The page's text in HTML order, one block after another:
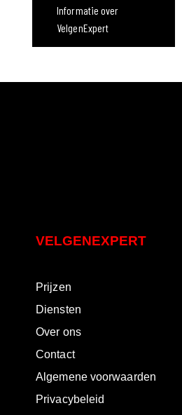
Informatie over
VelgenExpert
VELGENEXPERT
Prijzen
Diensten
Over ons
Contact
Algemene voorwaarden
Privacybeleid